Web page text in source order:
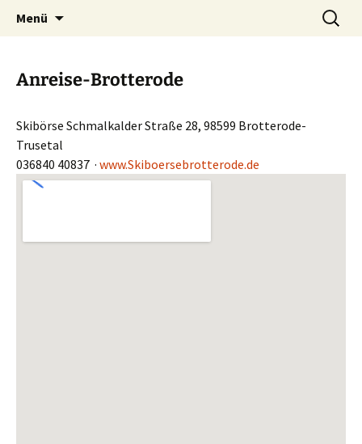
Skibörse Schweinfurt
Niederwerrn
Skibörsen aus Schweinfurt und Brotterode
sind eins
Menü
Suchen
nach:
Anreise-Brotterode
Skibörse Schmalkalder Straße 28, 98599 Brotterode-
Trusetal ‎
036840 40837 ‎ · www.Skiboersebrotterode.de